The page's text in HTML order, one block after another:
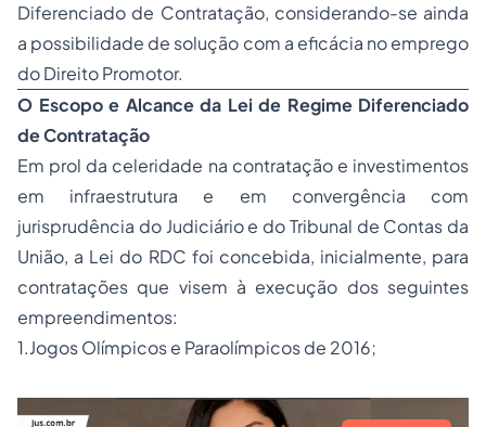
Diferenciado de Contratação, considerando-se ainda
a possibilidade de solução com a eficácia no emprego
do Direito Promotor.
O Escopo e Alcance da Lei de Regime Diferenciado
de Contratação
Em prol da celeridade na contratação e investimentos
em infraestrutura e em convergência com
jurisprudência do Judiciário e do Tribunal de Contas da
União, a Lei do RDC foi concebida, inicialmente, para
contratações que visem à execução dos seguintes
empreendimentos:
1.Jogos Olímpicos e Paraolímpicos de 2016;